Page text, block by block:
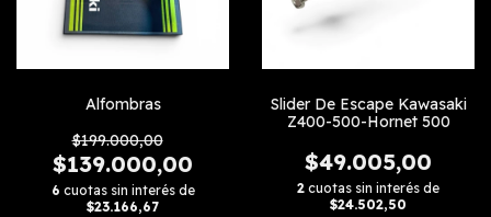
Alfombras
$199.000,00
$139.000,00
6 cuotas sin interés de
$23.166,67
Slider De Escape Kawasaki
Z400-500-Hornet 500
$49.005,00
2 cuotas sin interés de
$24.502,50